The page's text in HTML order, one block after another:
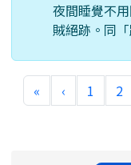
夜間睡覺不
賊絕跡。同
« ‹ 1 2